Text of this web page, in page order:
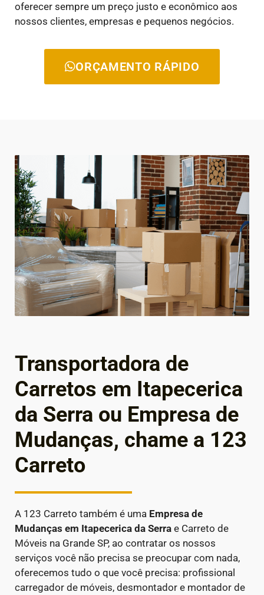
oferecer sempre um preço justo e econômico aos
nossos clientes, empresas e pequenos negócios.
ORÇAMENTO RÁPIDO
Transportadora de
Carretos em Itapecerica
da Serra ou Empresa de
Mudanças, chame a 123
Carreto
A 123 Carreto também é uma Empresa de
Mudanças em Itapecerica da Serra e Carreto de
Móveis na Grande SP, ao contratar os nossos
serviços você não precisa se preocupar com nada,
oferecemos tudo o que você precisa: profissional
carregador de móveis, desmontador e montador de